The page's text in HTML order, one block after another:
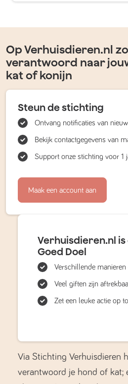
Op Verhuisdieren.nl
verantwoord naar
kat of konijn
Steun de stichting
Ontvang notificaties van
Bekijk contactgegevens van
Support onze stichting voor 1
Maak een account aan
Verhuisdieren.nl is
Goed Doel
Verschillende
Veel giften zijn
Zet een leuke actie op
Via Stichting Verhuisdieren
verantwoord je hond of kat;